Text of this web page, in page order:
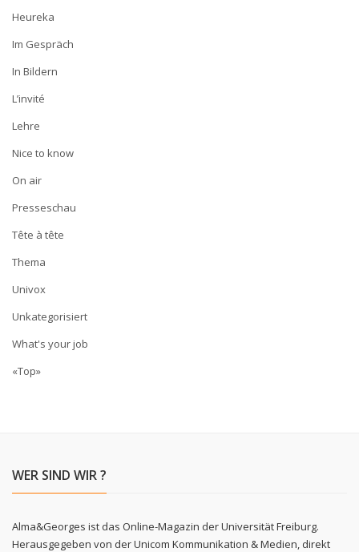
Heureka
Im Gespräch
In Bildern
L’invité
Lehre
Nice to know
On air
Presseschau
Tête à tête
Thema
Univox
Unkategorisiert
What's your job
«Top»
WER SIND WIR ?
Alma&Georges ist das Online-Magazin der Universität Freiburg.
Herausgegeben von der Unicom Kommunikation & Medien, direkt